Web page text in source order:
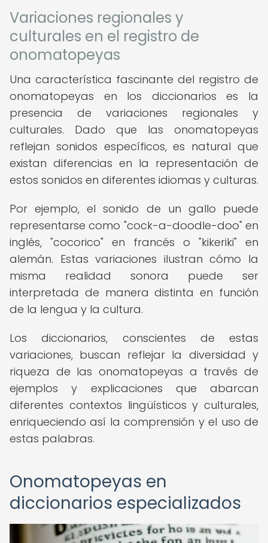
Variaciones regionales y
culturales en el registro de
onomatopeyas
Una característica fascinante del registro de
onomatopeyas en los diccionarios es la
presencia de variaciones regionales y
culturales. Dado que las onomatopeyas
reflejan sonidos específicos, es natural que
existan diferencias en la representación de
estos sonidos en diferentes idiomas y culturas.
Por ejemplo, el sonido de un gallo puede
representarse como "cock-a-doodle-doo" en
inglés, "cocorico" en francés o "kikeriki" en
alemán. Estas variaciones ilustran cómo la
misma realidad sonora puede ser
interpretada de manera distinta en función
de la lengua y la cultura.
Los diccionarios, conscientes de estas
variaciones, buscan reflejar la diversidad y
riqueza de las onomatopeyas a través de
ejemplos y explicaciones que abarcan
diferentes contextos lingüísticos y culturales,
enriqueciendo así la comprensión y el uso de
estas palabras.
Onomatopeyas en
diccionarios especializados